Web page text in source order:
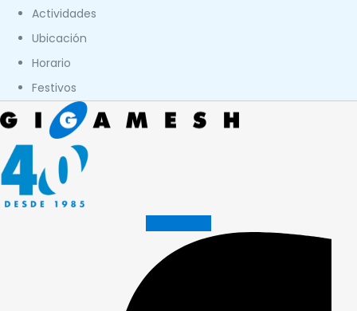
Actividades
Ubicación
Horario
Festivos